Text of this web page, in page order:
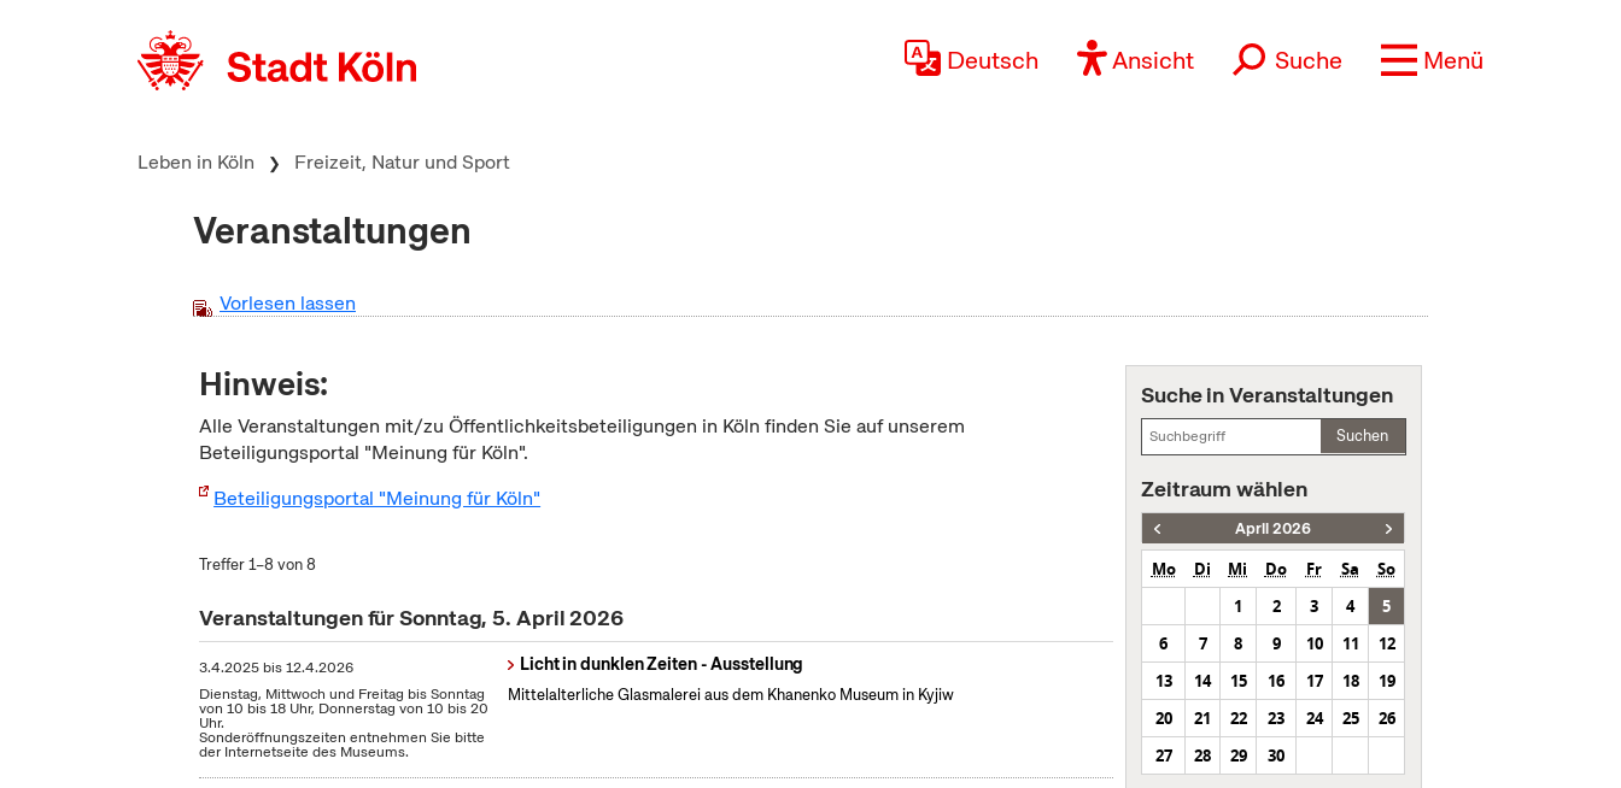
Deutsch Ansicht Suche Menü
Leben in Köln Freizeit, Natur und Sport
Veranstaltungen
Vorlesen lassen
Hinweis:
Alle Veranstaltungen mit/zu Öffentlichkeitsbeteiligungen in Köln finden Sie auf unserem
Beteiligungsportal "Meinung für Köln".
Beteiligungsportal "Meinung für Köln"
Treffer 1–8 von 8
Veranstaltungen für Sonntag, 5. April 2026
3.4.2025 bis12.4.2026
Dienstag, Mittwoch und Freitag bis Sonntag
von 10 bis 18 Uhr, Donnerstag von 10 bis 20
Uhr.
Sonderöffnungszeiten entnehmen Sie bitte
der Internetseite des Museums.
Licht in dunklen Zeiten - Ausstellung
Mittelalterliche Glasmalerei aus dem Khanenko Museum in Kyjiw
Suche in Veranstaltungen
Suchen
Zeitraum wählen
April 2026
Mo Di Mi Do Fr Sa
So
1
2 3 4
5
6
7 8 9 10 11
12
13
14 15 16 17 18
19
20
21 22 23 24 25
26
27
28 29 30